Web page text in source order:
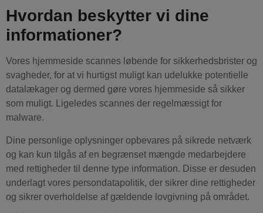
Hvordan beskytter vi dine
informationer?
Vores hjemmeside scannes løbende for sikkerhedsbrister og
svagheder, for at vi hurtigst muligt kan udelukke potentielle
datalækager og dermed gøre vores hjemmeside så sikker
som muligt. Ligeledes scannes der regelmæssigt for
malware.
Dine personlige oplysninger opbevares på sikrede netværk
og kan kun tilgås af en begrænset mængde medarbejdere
med rettigheder til denne type information. Disse er desuden
underlagt vores persondatapolitik, der sikrer dine rettigheder
og sikrer overholdelse af gældende lovgivning på området.